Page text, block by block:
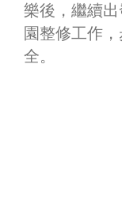
樂後，繼續
園整修工作
全。